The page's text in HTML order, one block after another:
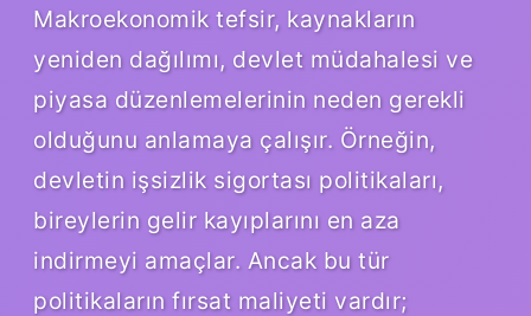
Makroekonomik tefsir, kaynakların
yeniden dağılımı, devlet müdahalesi ve
piyasa düzenlemelerinin neden gerekli
olduğunu anlamaya çalışır. Örneğin,
devletin işsizlik sigortası politikaları,
bireylerin gelir kayıplarını en aza
indirmeyi amaçlar. Ancak bu tür
politikaların fırsat maliyeti vardır;